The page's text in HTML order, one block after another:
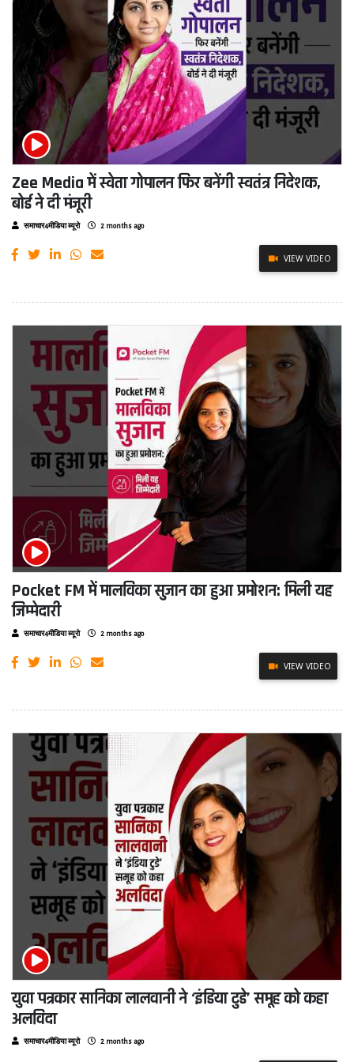
Zee Media में स्वेता गोपालन फिर बनेंगी स्वतंत्र निदेशक,
बोर्ड ने दी मंजूरी
समाचार4मीडिया ब्यूरो 2 months ago
VIEW VIDEO
Pocket FM में मालविका सुजान का हुआ प्रमोशन: मिली यह
जिम्मेदारी
समाचार4मीडिया ब्यूरो 2 months ago
VIEW VIDEO
युवा पत्रकार सानिका लालवानी ने ‘इंडिया टुडे’ समूह को कहा
अलविदा
समाचार4मीडिया ब्यूरो 2 months ago